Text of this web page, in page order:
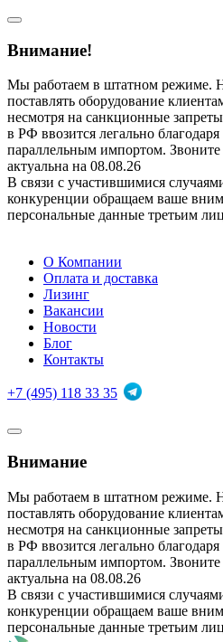
Внимание!
Мы работаем в штатном режиме.
поставлять оборудование
несмотря на санкционные
в РФ ввозится легально
параллельным импортом.
актуальна на 08.08.26
В связи с участившимися
конкуренции обращаем ваше
персональные данные третьим
О Компании
Оплата и доставка
Лизинг
Вакансии
Новости
Блог
Контакты
+7 (495) 118 33 35
Внимание
Мы работаем в штатном режиме.
поставлять оборудование
несмотря на санкционные
в РФ ввозится легально
параллельным импортом.
актуальна на 08.08.26
В связи с участившимися
конкуренции обращаем ваше
персональные данные третьим